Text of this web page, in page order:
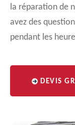
la réparation de
avez des
pendant les
DEVIS